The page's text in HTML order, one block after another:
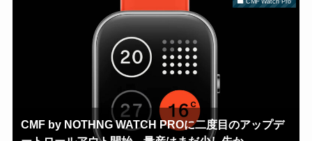
CMF by NOTHNG WATCH PROに二度目のアップデ